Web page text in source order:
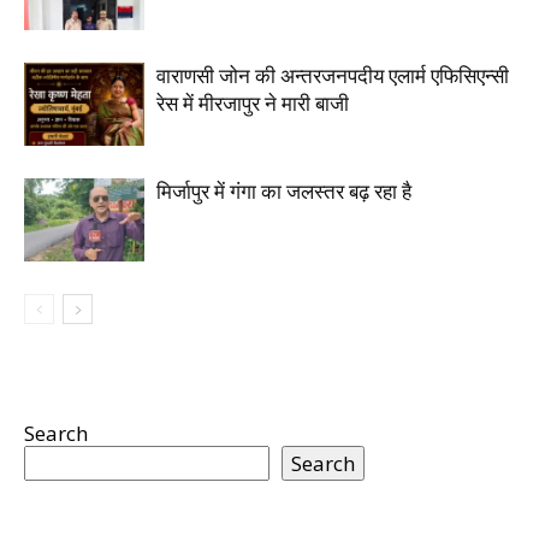
वाराणसी जोन की अन्तरजनपदीय एलार्म एफिसिएन्सी
रेस में मीरजापुर ने मारी बाजी
मिर्जापुर में गंगा का जलस्तर बढ़ रहा है
Search
Search